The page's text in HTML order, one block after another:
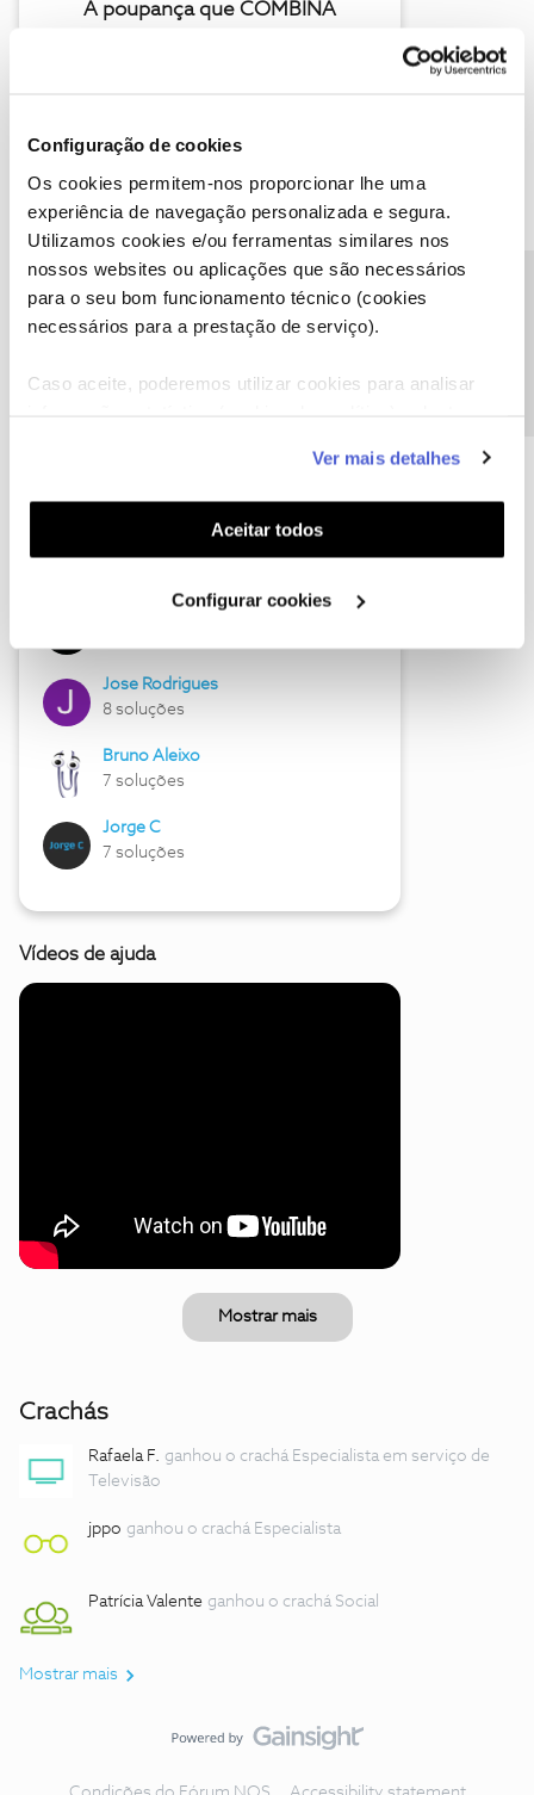
Configuração de cookies
Os cookies permitem-nos proporcionar lhe uma
experiência de navegação personalizada e segura.
Utilizamos cookies e/ou ferramentas similares nos
nossos websites ou aplicações que são necessários
para o seu bom funcionamento técnico (cookies
necessários para a prestação de serviço).
Caso aceite, poderemos utilizar cookies para analisar
funcionalidades (cookies de personalização e
funcionalidade) e adaptar anúncios aos seus interesses
(cookies de publicidade personalizada). Pode gerir a
utilização dos cookies clicando em "Configurar
Ver mais detalhes
Aceitar todos
Configurar cookies
A poupança que COMBINA
Descubra as novidades de junho
Hall of Fame de junho
Jose Rodrigues
8 soluções
Bruno Aleixo
7 soluções
Jorge C
7 soluções
Vídeos de ajuda
Mostrar mais
Crachás
Rafaela F. ganhou o crachá Especialista em serviço de
Televisão
jppo ganhou o crachá Especialista
Patrícia Valente ganhou o crachá Social
Mostrar mais